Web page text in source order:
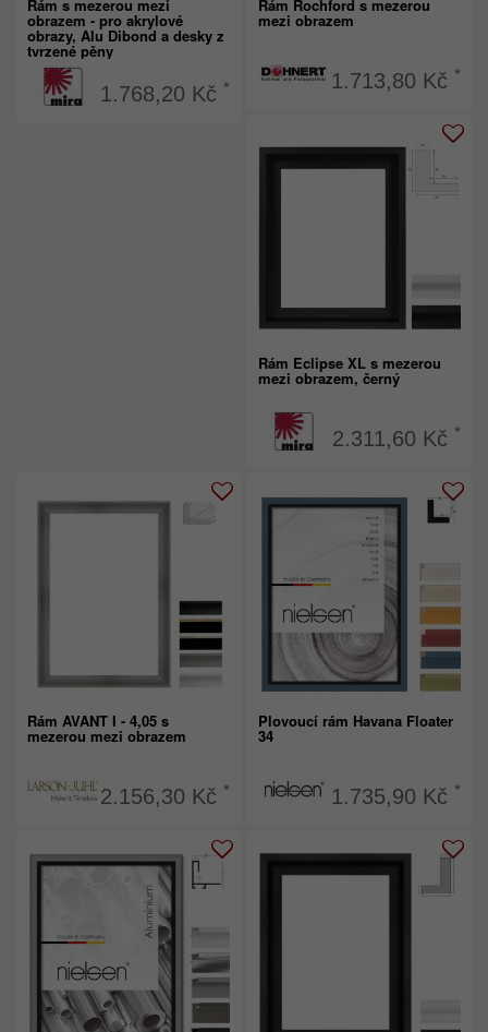
Rám s mezerou mezi
obrazem - pro akrylové
obrazy, Alu Dibond a desky z
tvrzené pěny
1.768,20 Kč *
Rám Rochford s mezerou
mezi obrazem
1.713,80 Kč *
Rám Eclipse XL s mezerou
mezi obrazem, černý
2.311,60 Kč *
Rám AVANT I - 4,05 s
mezerou mezi obrazem
2.156,30 Kč *
Plovoucí rám Havana Floater
34
1.735,90 Kč *